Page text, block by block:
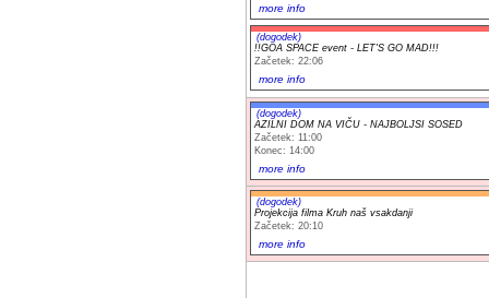
more info
(dogodek)
!!GOA SPACE event - LET'S GO MAD!!!
Začetek: 22:06
more info
(dogodek)
AZILNI DOM NA VIČU - NAJBOLJSI SOSED
Začetek: 11:00
Konec: 14:00
more info
(dogodek)
Projekcija filma Kruh naš vsakdanji
Začetek: 20:10
more info